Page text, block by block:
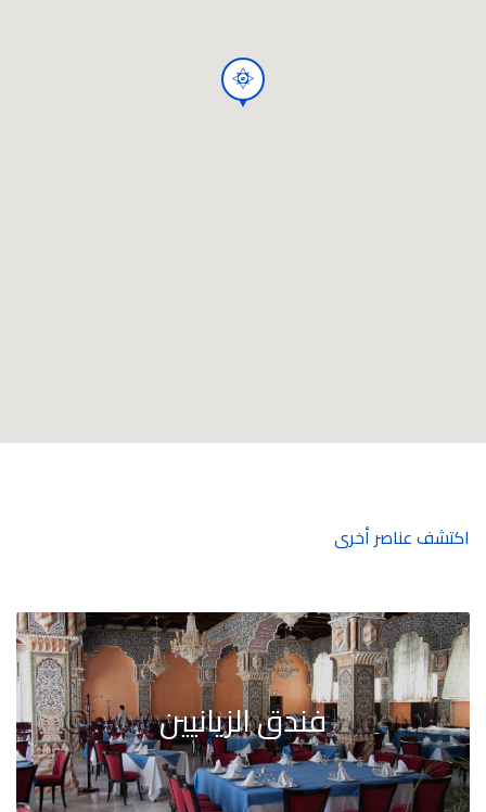
اكتشف عناصر أخرى
فندق الزيانيين